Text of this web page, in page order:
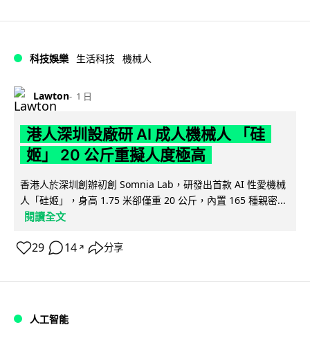
科技娛樂 生活科技 機械人
Lawton 1 日
港人深圳設廠研 AI 成人機械人 「硅
姬」 20 公斤重擬人度極高
香港人於深圳創辦初創 Somnia Lab，研發出首款 AI 性愛機械
人「硅姬」，身高 1.75 米卻僅重 20 公斤，內置 165 種親密...
閱讀全文
29 14 ↗ 分享
人工智能